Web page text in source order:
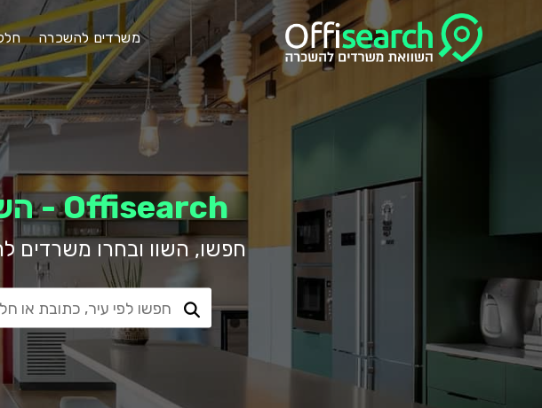
משרדים להשכרה
Offisearch - השכרת משרדים בקליק אחד
חפשו, השוו ובחרו משרדים